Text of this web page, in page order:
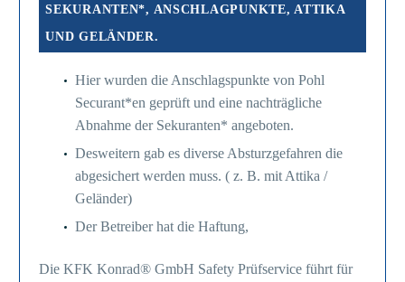
SEKURANTEN*, ANSCHLAGPUNKTE, ATTIKA
UND GELÄNDER.
Hier wurden die Anschlagspunkte von Pohl
Securant*en geprüft und eine nachträgliche
Abnahme der Sekuranten* angeboten.
Desweitern gab es diverse Absturzgefahren die
abgesichert werden muss. ( z. B. mit Attika /
Geländer)
Der Betreiber hat die Haftung,
Die KFK Konrad® GmbH Safety Prüfservice führt für